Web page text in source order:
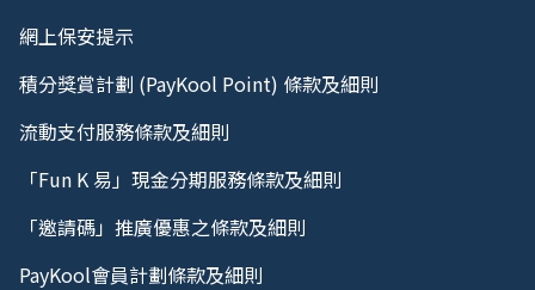
網上保安提示
積分獎賞計劃 (PayKool Point) 條款及細則
流動支付服務條款及細則
「Fun K 易」現金分期服務條款及細則
「邀請碼」推廣優惠之條款及細則
PayKool會員計劃條款及細則